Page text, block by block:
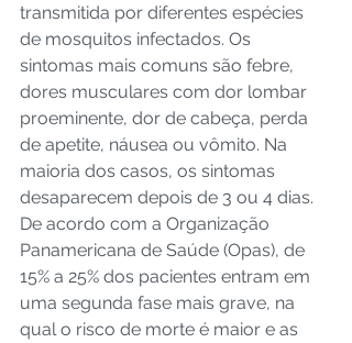
transmitida por diferentes espécies
de mosquitos infectados. Os
sintomas mais comuns são febre,
dores musculares com dor lombar
proeminente, dor de cabeça, perda
de apetite, náusea ou vômito. Na
maioria dos casos, os sintomas
desaparecem depois de 3 ou 4 dias.
De acordo com a Organização
Panamericana de Saúde (Opas), de
15% a 25% dos pacientes entram em
uma segunda fase mais grave, na
qual o risco de morte é maior e as